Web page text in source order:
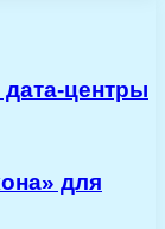
центры
для